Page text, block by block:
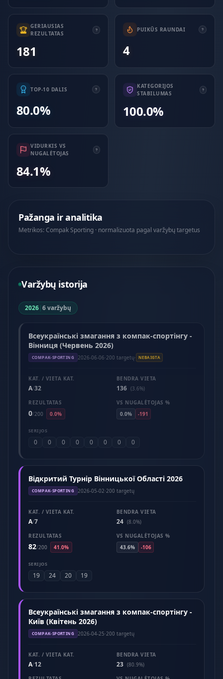
GERIAUSIAS
REZULTATAS
181
PUIKŪS RAUNDAI
4
TOP-10 DALIS
80.0%
KATEGORIJOS
STABILUMAS
100.0%
VIDURKIS VS
NUGALĖTOJAS
84.1%
Pažanga ir analitika
Metrikos: Compak Sporting · normalizuota pagal varžybų targetus
Varžybų istorija
2026|6 varžybų
Всеукраїнські змагання з компак-спортінгу -
Вінниця (Червень 2026)
COMPAK-SPORTING 2026-06-06·200 targetų· NEBAIGTA
KAT. / VIETA KAT.
A/32
BENDRA VIETA
136 (3.6%)
REZULTATAS
0/200 0.0%
VS NUGALĖTOJAS %
0.0%
-191
SERIJOS
0 0 0 0 0 0 0 0
Відкритий Турнір Вінницької Області 2026
COMPAK-SPORTING 2026-05-02·200 targetų
KAT. / VIETA KAT.
A/7
BENDRA VIETA
24 (8.0%)
REZULTATAS
82/200 41.0%
VS NUGALĖTOJAS %
43.6%
-106
SERIJOS
19 24 20 19
Всеукраїнські змагання з компак-спортінгу -
Київ (Квітень 2026)
COMPAK-SPORTING 2026-04-25·200 targetų
KAT. / VIETA KAT.
A/12
BENDRA VIETA
23 (80.9%)